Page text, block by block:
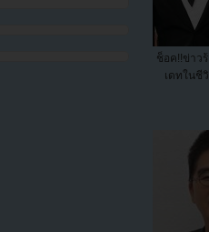
ช็อค!!ข่าว
เดทในชี